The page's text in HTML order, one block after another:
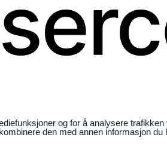
og for å analysere
den med annen informasjon